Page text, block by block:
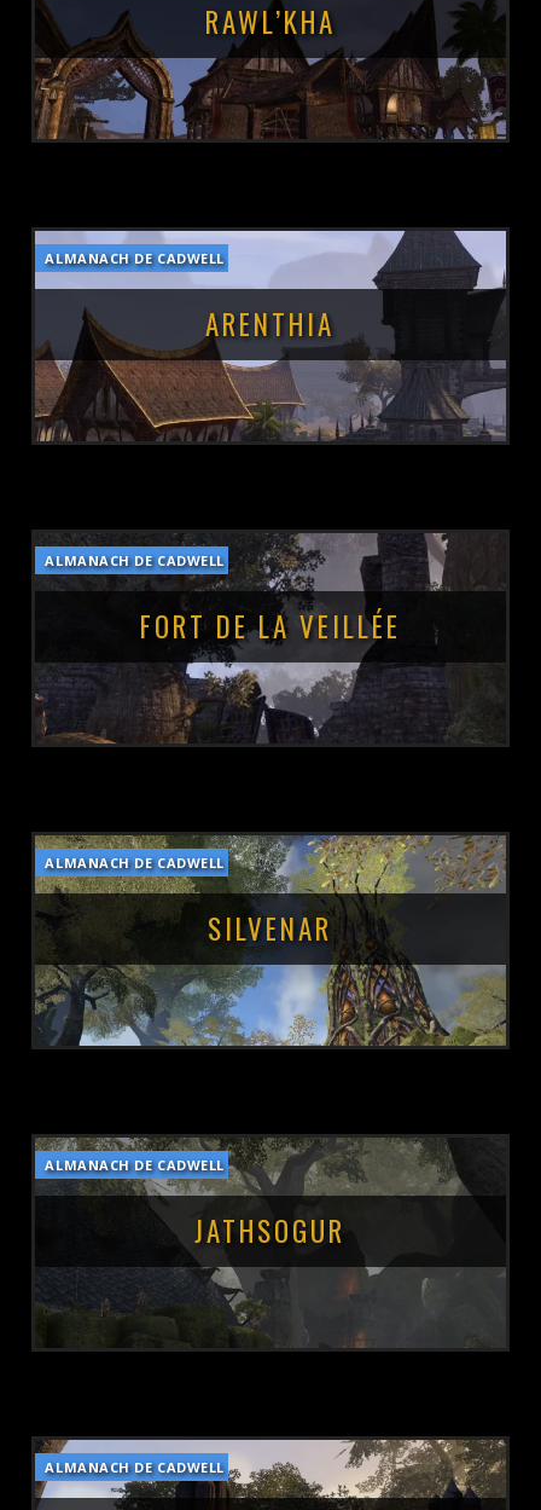
RAWL’KHA
POSTÉ LE :13 MARS 2019
ALMANACH DE CADWELL
ARENTHIA
POSTÉ LE :13 MARS 2019
ALMANACH DE CADWELL
FORT DE LA VEILLÉE
POSTÉ LE :13 MARS 2019
ALMANACH DE CADWELL
SILVENAR
POSTÉ LE :13 MARS 2019
ALMANACH DE CADWELL
JATHSOGUR
POSTÉ LE :13 MARS 2019
ALMANACH DE CADWELL